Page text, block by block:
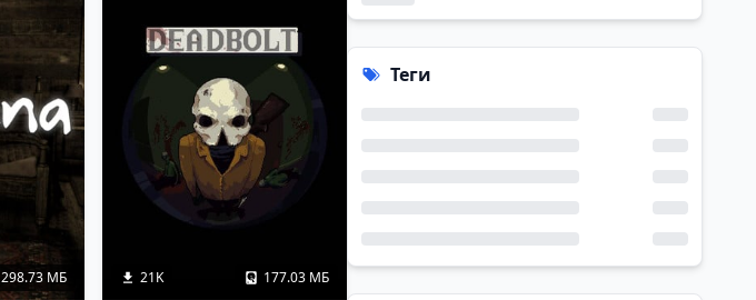
298.73 МБ 21K 177.03 МБ
Теги